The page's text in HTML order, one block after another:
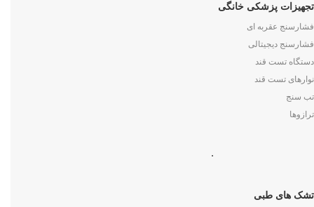
تجهیزات پزشکی خانگی
فشارسنج عقربه ای
فشارسنج دیجیتالی
دستگاه تست قند
نوارهای تست قند
تب سنج
ترازوها
.
تشک های طبی